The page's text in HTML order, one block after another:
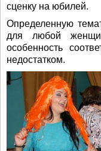
сценку на юбилей.
Определенную
для любой
особенность
недостатком.